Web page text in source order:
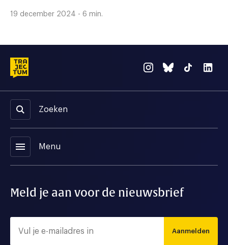
19 december 2024 - 6 min.
Zoeken
menu Menu
Meld je aan voor de nieuwsbrief
Aanmelden